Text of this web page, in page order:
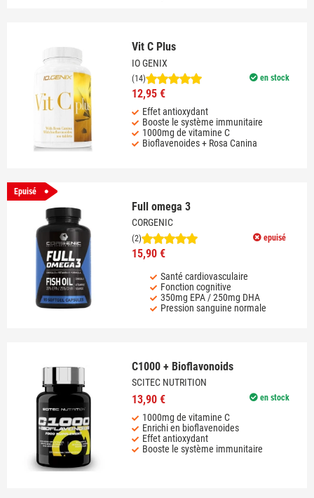
Vit C Plus
IO GENIX
en stock
(14)
12,95 €
Effet antioxydant
Booste le système immunitaire
1000mg de vitamine C
Bioflavenoides + Rosa Canina
Epuisé
Full omega 3
CORGENIC
epuisé
(2)
15,90 €
Santé cardiovasculaire
Fonction cognitive
350mg EPA / 250mg DHA
Pression sanguine normale
C1000 + Bioflavonoids
SCITEC NUTRITION
en stock
13,90 €
1000mg de vitamine C
Enrichi en bioflavenoides
Effet antioxydant
Booste le système immunitaire